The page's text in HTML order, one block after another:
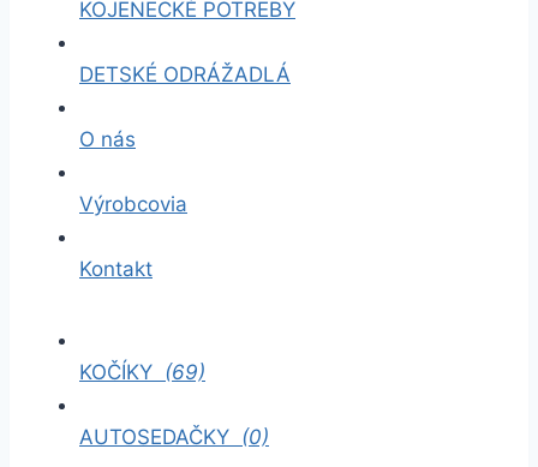
KOJENECKÉ POTREBY
DETSKÉ ODRÁŽADLÁ
O nás
Výrobcovia
Kontakt
KOČÍKY (69)
AUTOSEDAČKY (0)